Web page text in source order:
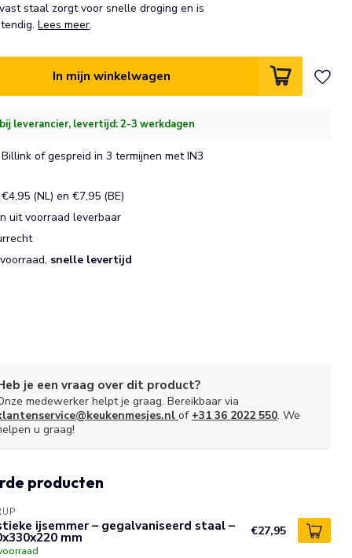
staal zorgt voor snelle droging en is
Lees meer.
In mijn winkelwagen
leverancier, levertijd: 2-3 werkdagen
of gespreid in 3 termijnen met IN3
(NL) en €7,95 (BE)
uit voorraad leverbaar
snelle levertijd
je een vraag over dit product?
medewerker helpt je graag. Bereikbaar via
of +31 36 2022 550. We
u graag!
producten
ijsemmer – gegalvaniseerd staal –
mm €27,95